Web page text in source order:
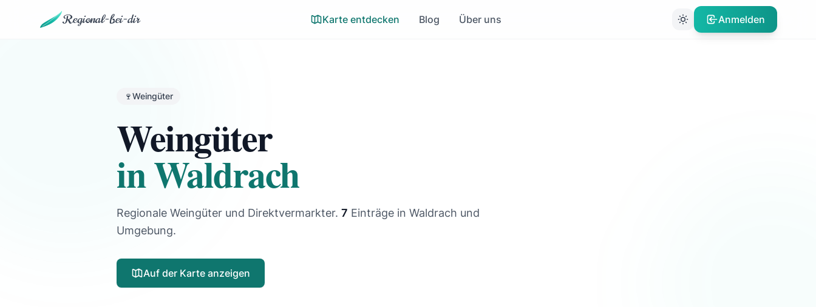
Regional-bei-dir Karte entdecken Blog Über uns Anmelden
🍷Weingüter
Weingüter
in Waldrach
Regionale Weingüter und Direktvermarkter. 7 Einträge in Waldrach und
Umgebung.
Auf der Karte anzeigen